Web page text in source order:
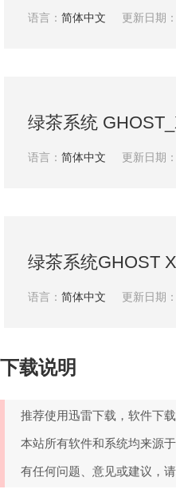
统下载
语言： 简体中文 更新日期：
绿茶系统
新纯净版下载
语言： 简体中文 更新日期：
绿茶系统GHOST
载
语言： 简体中文 更新日期：
下载说明
推荐使用迅雷下载，软件下
本站所有软件和系统均来源
有任何问题、意见或建议，